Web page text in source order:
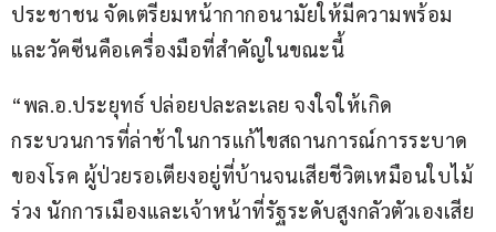
ประชาชน จัดเตรียมหน้ากากอนามัยให้มีความพร้อม
และวัคซีนคือเครื่องมือที่สำคัญในขณะนี้
“พล.อ.ประยุทธ์ ปล่อยปละละเลย จงใจให้เกิด
กระบวนการที่ล่าช้าในการแก้ไขสถานการณ์การระบาด
ของโรค ผู้ป่วยรอเตียงอยู่ที่บ้านจนเสียชีวิตเหมือนใบไม้
ร่วง นักการเมืองและเจ้าหน้าที่รัฐระดับสูงกลัวตัวเองเสีย